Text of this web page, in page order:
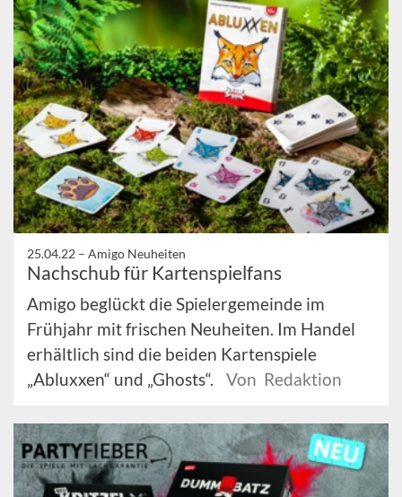
25.04.22 – Amigo Neuheiten
Nachschub für Kartenspielfans
Amigo beglückt die Spielergemeinde im
Frühjahr mit frischen Neuheiten. Im Handel
erhältlich sind die beiden Kartenspiele
„Abluxxen“ und „Ghosts“.
Von Redaktion